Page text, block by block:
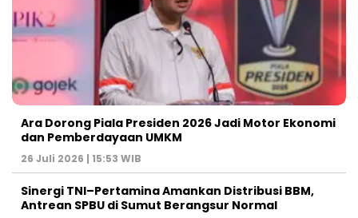
Ara Dorong Piala Presiden 2026 Jadi Motor Ekonomi
dan Pemberdayaan UMKM
26 Juli 2026 | 15:53 WIB
Sinergi TNI–Pertamina Amankan Distribusi BBM,
Antrean SPBU di Sumut Berangsur Normal